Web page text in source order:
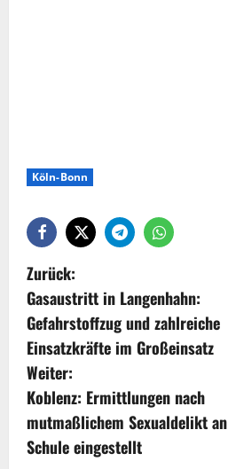
Köln-Bonn
Zurück:
Gasaustritt in Langenhahn:
Gefahrstoffzug und zahlreiche
Einsatzkräfte im Großeinsatz
Weiter:
Koblenz: Ermittlungen nach
mutmaßlichem Sexualdelikt an
Schule eingestellt